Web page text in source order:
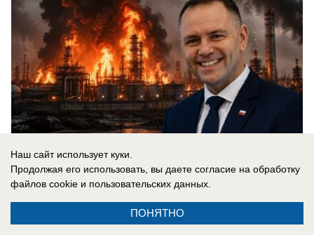
07.08.2026
В России
Наш сайт использует куки.
Продолжая его использовать, вы даете согласие на обработку
файлов cookie и пользовательских данных.
ПОНЯТНО